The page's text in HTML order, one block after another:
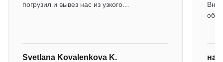
погрузил и вывез нас из узкого…
Svetlana Kovalenkova K.